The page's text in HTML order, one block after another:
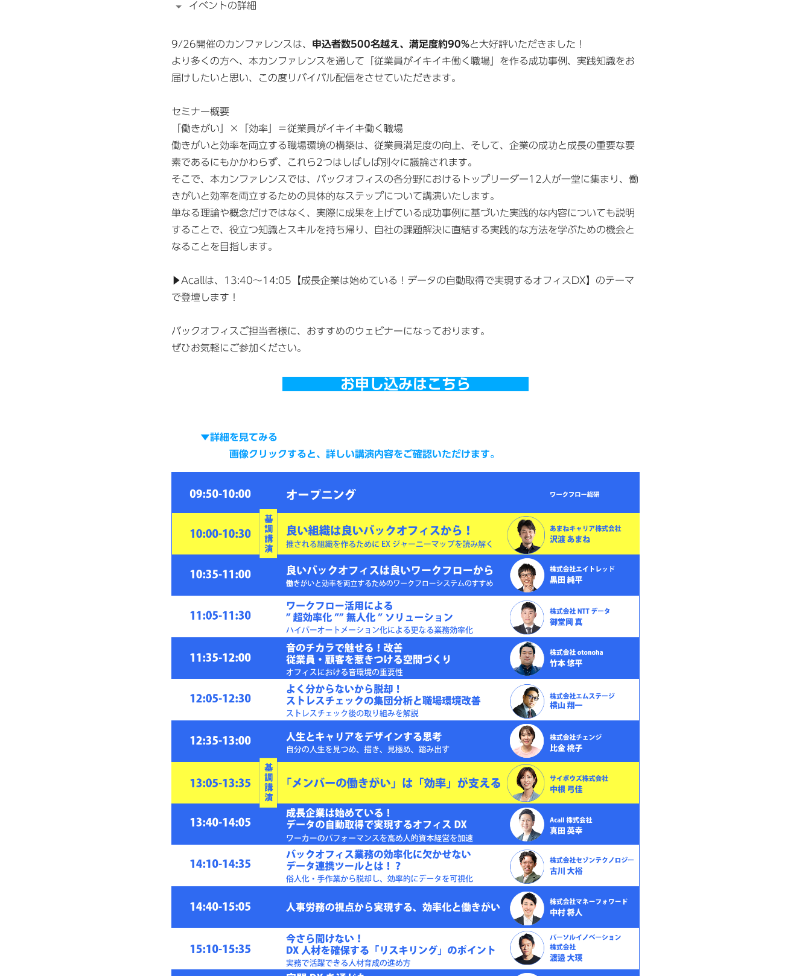
イベントの詳細
9/26開催のカンファレンスは、 申込者数500名越え、満足度約90%と大好評いただきました！
より多くの方へ、本カンファレンスを通して「従業員がイキイキ働く職場」を作る成功事例、実践知識をお
届けしたいと思い、この度リバイバル配信をさせていただきます。
セミナー概要
「働きがい」×「効率」＝従業員がイキイキ働く職場
働きがいと効率を両立する職場環境の構築は、従業員満足度の向上、そして、企業の成功と成長の重要な要
素であるにもかかわらず、これら2つはしばしば別々に議論されます。
そこで、本カンファレンスでは、バックオフィスの各分野におけるトップリーダー12人が一堂に集まり、働
きがいと効率を両立するための具体的なステップについて講演いたします。
単なる理論や概念だけではなく、実際に成果を上げている成功事例に基づいた実践的な内容についても説明
することで、役立つ知識とスキルを持ち帰り、自社の課題解決に直結する実践的な方法を学ぶための機会と
なることを目指します。
▶Acallは、13:40～14:05【成長企業は始めている！データの自動取得で実現するオフィスDX】のテーマ
で登壇します！
バックオフィスご担当者様に、おすすめのウェビナーになっております。
ぜひお気軽にご参加ください。
お申し込みはこちら
▼詳細を見てみる
画像クリックすると、詳しい講演内容をご確認いただけます。